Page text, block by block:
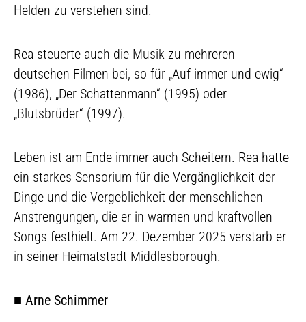
Helden zu verstehen sind.
Rea steuerte auch die Musik zu mehreren
deutschen Filmen bei, so für „Auf immer und ewig“
(1986), „Der Schattenmann“ (1995) oder
„Blutsbrüder“ (1997).
Leben ist am Ende immer auch Scheitern. Rea hatte
ein starkes Sensorium für die Vergänglichkeit der
Dinge und die Vergeblichkeit der menschlichen
Anstrengungen, die er in warmen und kraftvollen
Songs festhielt. Am 22. Dezember 2025 verstarb er
in seiner Heimatstadt Middlesborough.
■ Arne Schimmer